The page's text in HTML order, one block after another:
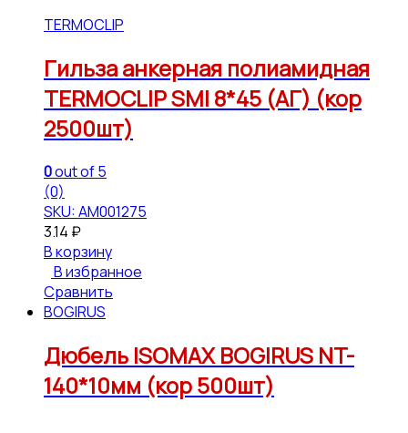
TERMOCLIP
Гильза анкерная полиамидная
TERMOCLIP SMI 8*45 (АГ) (кор
2500шт)
0out of 5
(0)
SKU: АМ001275
3.14 ₽
В корзину
В избранное
Сравнить
BOGIRUS
Дюбель ISOMAX BOGIRUS NT-
140*10мм (кор 500шт)